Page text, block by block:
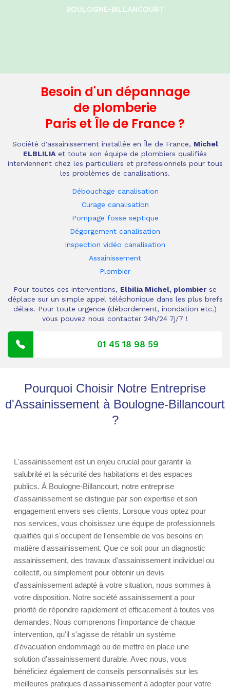
BOULOGNE-BILLANCOURT
Besoin d'un dépannage
de plomberie
Paris et Île de France ?
Société d'assainissement installée en Île de France, Michel
ELBLILIA et toute son équipe de plombiers qualifiés
interviennent chez les particuliers et professionnels pour tous
les problèmes de canalisations.
Débouchage canalisation
Curage canalisation
Pompage fosse septique
Dégorgement canalisation
Inspection vidéo canalisation
Assainissement
Plombier
Pour toutes ces interventions, Elbilia Michel, plombier se
déplace sur un simple appel téléphonique dans les plus brefs
délais. Pour toute urgence (débordement, inondation etc.)
vous pouvez nous contacter 24h/24 7j/7 !
01 45 18 98 59
Pourquoi Choisir Notre Entreprise
d'Assainissement à Boulogne-Billancourt
?
L'assainissement est un enjeu crucial pour garantir la
salubrité et la sécurité des habitations et des espaces
publics. À Boulogne-Billancourt, notre entreprise
d'assainissement se distingue par son expertise et son
engagement envers ses clients. Lorsque vous optez pour
nos services, vous choisissez une équipe de professionnels
qualifiés qui s'occupent de l'ensemble de vos besoins en
matière d'assainissement. Que ce soit pour un diagnostic
assainissement, des travaux d'assainissement individuel ou
collectif, ou simplement pour obtenir un devis
d'assainissement adapté à votre situation, nous sommes à
votre disposition. Notre société assainissement a pour
priorité de répondre rapidement et efficacement à toutes vos
demandes. Nous comprenons l'importance de chaque
intervention, qu'il s'agisse de rétablir un système
d'évacuation endommagé ou de mettre en place une
solution d'assainissement durable. Avec nous, vous
bénéficiez également de conseils personnalisés sur les
meilleures pratiques d'assainissement à adopter pour votre